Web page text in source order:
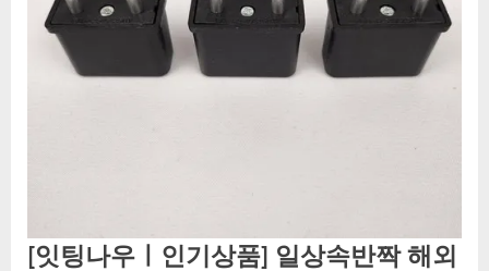
[잇팅나우ㅣ인기상품] 일상속반짝 해외